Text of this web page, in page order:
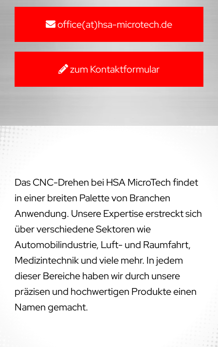
office(at)hsa-microtech.de
zum Kontaktformular
Das CNC-Drehen bei HSA MicroTech findet
in einer breiten Palette von Branchen
Anwendung. Unsere Expertise erstreckt sich
über verschiedene Sektoren wie
Automobilindustrie, Luft- und Raumfahrt,
Medizintechnik und viele mehr. In jedem
dieser Bereiche haben wir durch unsere
präzisen und hochwertigen Produkte einen
Namen gemacht.